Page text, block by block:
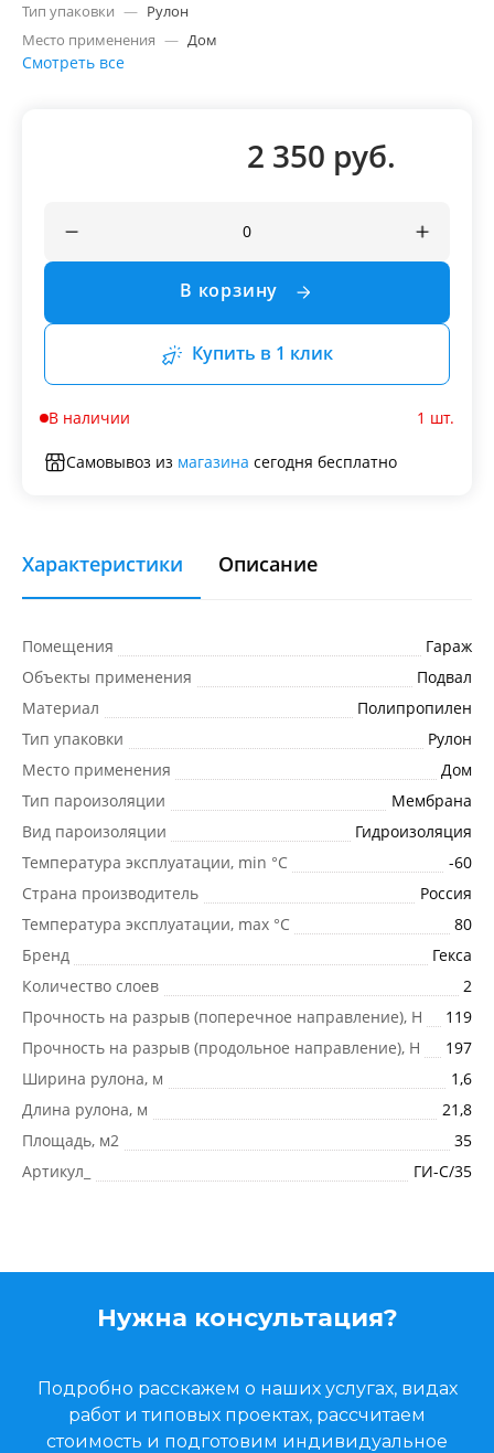
Тип упаковки — Рулон
Место применения — Дом
Смотреть все
2 350 руб.
В корзину
Купить в 1 клик
В наличии 1 шт.
Самовывоз из магазина сегодня бесплатно
Характеристики Описание
Помещения
Гараж
Объекты применения
Подвал
Материал
Полипропилен
Тип упаковки
Рулон
Место применения
Дом
Тип пароизоляции
Мембрана
Вид пароизоляции
Гидроизоляция
Температура эксплуатации, min °С
-60
Страна производитель
Россия
Температура эксплуатации, max °С
80
Бренд
Гекса
Количество слоев
2
Прочность на разрыв (поперечное направление), Н
119
Прочность на разрыв (продольное направление), Н
197
Ширина рулона, м
1,6
Длина рулона, м
21,8
Площадь, м2
35
Артикул_
ГИ-C/35
Нужна консультация?
Подробно расскажем о наших услугах, видах
работ и типовых проектах, рассчитаем
стоимость и подготовим индивидуальное